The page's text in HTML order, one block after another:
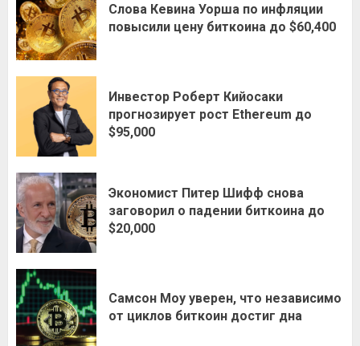
Слова Кевина Уорша по инфляции
повысили цену биткоина до $60,400
Инвестор Роберт Кийосаки
прогнозирует рост Ethereum до
$95,000
Экономист Питер Шифф снова
заговорил о падении биткоина до
$20,000
Самсон Моу уверен, что независимо
от циклов биткоин достиг дна